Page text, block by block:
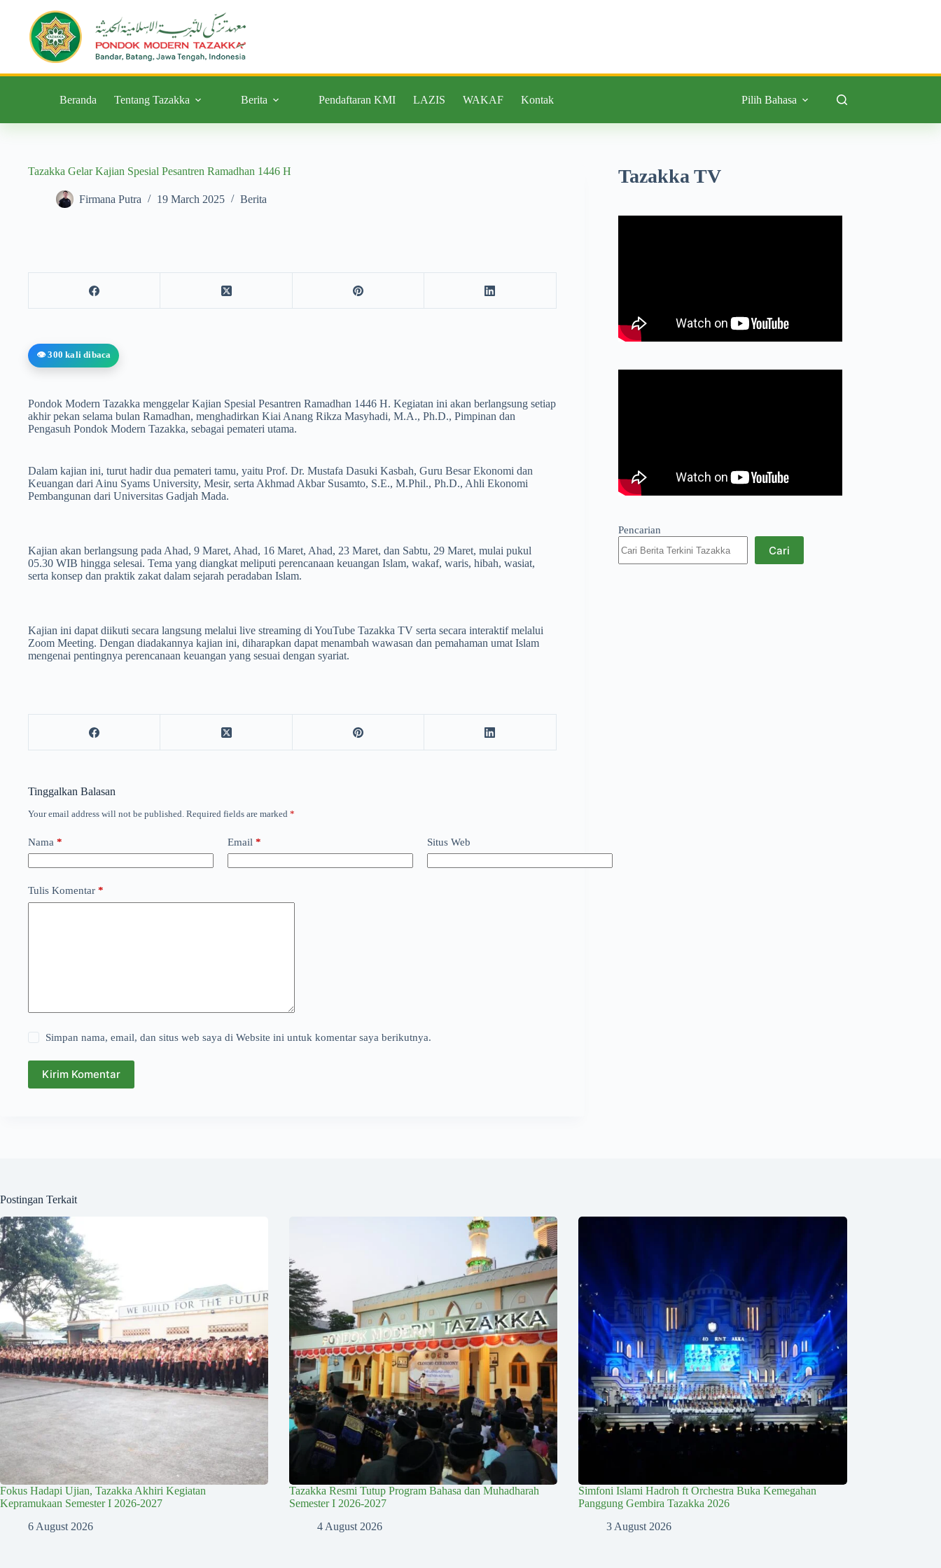
Beranda Tentang Tazakka Berita Pendaftaran KMI LAZIS WAKAF Kontak Pilih Bahasa
Tazakka Gelar Kajian Spesial Pesantren Ramadhan 1446 H
Firmana Putra 19 March 2025 Berita
👁️ 300 kali dibaca
Pondok Modern Tazakka menggelar Kajian Spesial Pesantren Ramadhan 1446 H. Kegiatan ini akan berlangsung setiap
akhir pekan selama bulan Ramadhan, menghadirkan Kiai Anang Rikza Masyhadi, M.A., Ph.D., Pimpinan dan
Pengasuh Pondok Modern Tazakka, sebagai pemateri utama.
Dalam kajian ini, turut hadir dua pemateri tamu, yaitu Prof. Dr. Mustafa Dasuki Kasbah, Guru Besar Ekonomi dan
Keuangan dari Ainu Syams University, Mesir, serta Akhmad Akbar Susamto, S.E., M.Phil., Ph.D., Ahli Ekonomi
Pembangunan dari Universitas Gadjah Mada.
Kajian akan berlangsung pada Ahad, 9 Maret, Ahad, 16 Maret, Ahad, 23 Maret, dan Sabtu, 29 Maret, mulai pukul
05.30 WIB hingga selesai. Tema yang diangkat meliputi perencanaan keuangan Islam, wakaf, waris, hibah, wasiat,
serta konsep dan praktik zakat dalam sejarah peradaban Islam.
Kajian ini dapat diikuti secara langsung melalui live streaming di YouTube Tazakka TV serta secara interaktif melalui
Zoom Meeting. Dengan diadakannya kajian ini, diharapkan dapat menambah wawasan dan pemahaman umat Islam
mengenai pentingnya perencanaan keuangan yang sesuai dengan syariat.
Tinggalkan Balasan
Your email address will not be published. Required fields are marked *
Nama * Email * Situs Web
Tulis Komentar *
Simpan nama, email, dan situs web saya di Website ini untuk komentar saya berikutnya.
Kirim Komentar
Tazakka TV
Pencarian
Cari
Postingan Terkait
Fokus Hadapi Ujian, Tazakka Akhiri Kegiatan
Kepramukaan Semester I 2026-2027
6 August 2026
Tazakka Resmi Tutup Program Bahasa dan Muhadharah
Semester I 2026-2027
4 August 2026
Simfoni Islami Hadroh ft Orchestra Buka Kemegahan
Panggung Gembira Tazakka 2026
3 August 2026